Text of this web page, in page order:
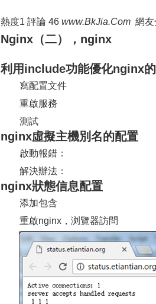
熱度1 評論 46 www.BkJia.Com 網
Nginx（二），nginx
利用include功能優化nginx
寫配置文件
重啟服務
測試
nginx虛擬主機別名的配置
啟動報錯：
解決辦法：
nginx狀態信息配置
添加包含
重啟nginx，浏覽器訪問